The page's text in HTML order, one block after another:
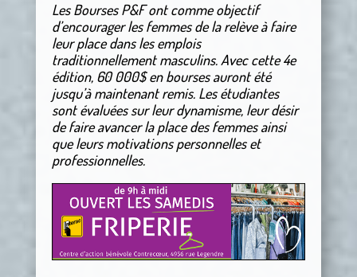
Les Bourses P&F ont comme objectif
d’encourager les femmes de la relève à faire
leur place dans les emplois
traditionnellement masculins. Avec cette 4e
édition, 60 000$ en bourses auront été
jusqu’à maintenant remis. Les étudiantes
sont évaluées sur leur dynamisme, leur désir
de faire avancer la place des femmes ainsi
que leurs motivations personnelles et
professionnelles.